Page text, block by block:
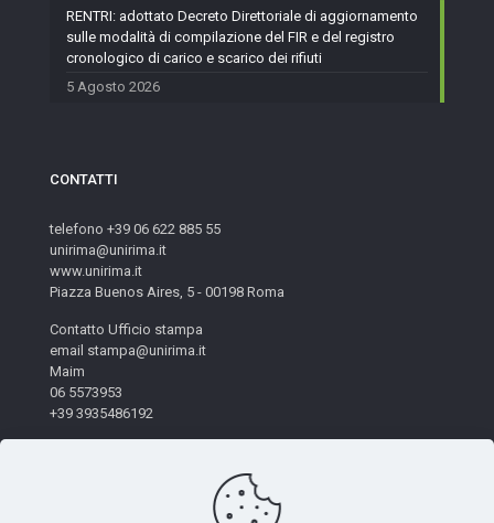
RENTRI: adottato Decreto Direttoriale di aggiornamento
sulle modalità di compilazione del FIR e del registro
cronologico di carico e scarico dei rifiuti
5 Agosto 2026
CONTATTI
telefono +39 06 622 885 55
unirima@unirima.it
www.unirima.it
Piazza Buenos Aires, 5 - 00198 Roma
Contatto Ufficio stampa
email stampa@unirima.it
Maim
06 5573953
+39 3935486192